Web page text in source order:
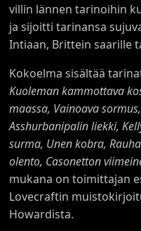
villin lännen tarinoihin
ja sijoitti tarinansa
Intiaan, Brittein saarille
Kokoelma sisältää
Kuoleman kammottava
maassa, Vainoava
Asshurbanipalin liekki,
surma, Unen kobra,
olento, Casonetton
mukana on toimittajan
Lovecraftin
Howardista.